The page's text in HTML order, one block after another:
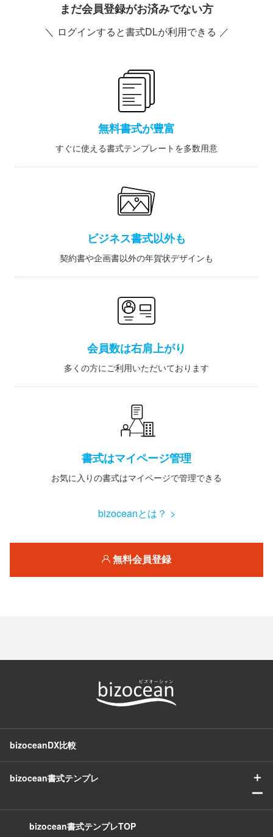
まだ会員登録がお済みでない方
＼ ログインすると書式DLが利用できる ／
無料書式が豊富
すぐに使える書式テンプレートを多数用意
ビジネス書式以外も
契約書や企画書以外の年賀状デザインも
会員数は右肩上がり
多くの方にご利用いただいております
書式はマイページ管理
お気に入りの書式はマイページで管理できる
bizoceanとは？ >
無料会員登録
bizoceanDX比較
bizocean書式テンプレ
＋
ー
bizocean書式テンプレTOP